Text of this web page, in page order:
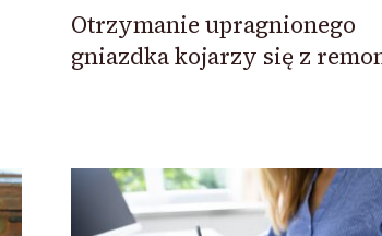
Otrzymanie upragnionego
gniazdka kojarzy się z